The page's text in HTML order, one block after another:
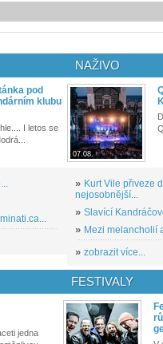
pod
klubu
I letos se
NAŽIVO
07.08.
» Kurt Vile přiveze
nejosobnější...
» Slavící
» Mezi melancholií
» zobrazit více...
jedna
FESTIVALY